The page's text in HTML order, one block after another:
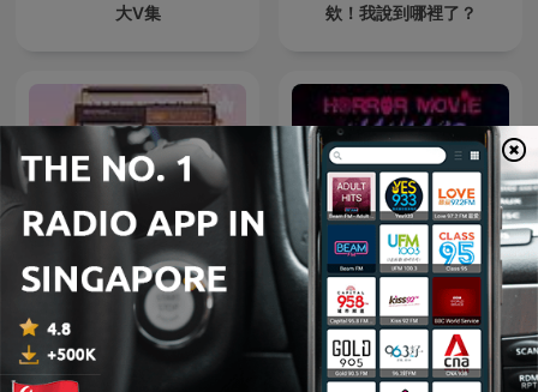
大V集 欸！我說到哪裡了？
Mokka Radio - Tamil
Podcast
Horror Movie Maniacs